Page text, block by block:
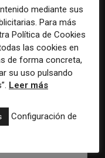
crea un premio
para la mejor
periodística del
2026
mediante sus
Para más
Política de Cookies
las cookies en
de forma concreta,
su uso pulsando
Leer más
Configuración de